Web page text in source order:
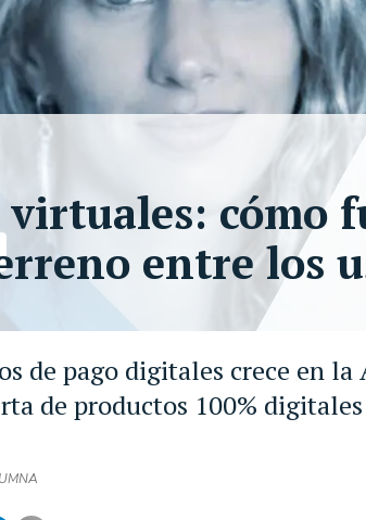
de pago digitales crece en
de productos 100% digitales
cómo
entre los